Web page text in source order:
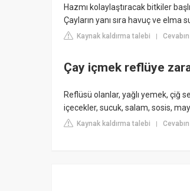
Hazmı kolaylaştıracak bitkiler
Çayların yanı sıra havuç ve elma
Kaynak kaldırma talebi |
Çay içmek reflüye
Reflüsü olanlar, yağlı yemek, çiğ
içecekler, sucuk, salam, sosis,
Kaynak kaldırma talebi |